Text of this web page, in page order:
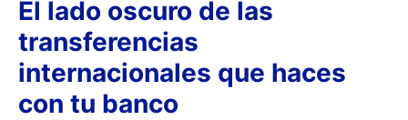
El lado oscuro de las
transferencias
internacionales que haces
con tu banco